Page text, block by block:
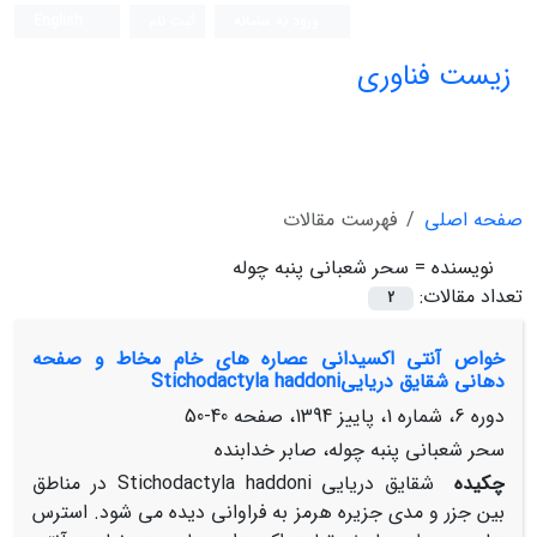
زیست فناوری
صفحه اصلی
فهرست مقالات
نویسنده = سحر شعبانی پنبه چوله
تعداد مقالات:
2
خواص آنتی اکسیدانی عصاره های خام مخاط و صفحه
دهانی شقایق دریاییStichodactyla haddoni
دوره 6، شماره 1، پاییز 1394، صفحه
40-50
سحر شعبانی پنبه چوله، صابر خدابنده
چکیده
شقایق دریایی Stichodactyla haddoni در مناطق
بین جزر و مدی جزیره هرمز به فراوانی دیده می شود. استرس